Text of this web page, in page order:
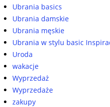
Ubrania basics
Ubrania damskie
Ubrania męskie
Ubrania w stylu basic
Uroda
wakacje
Wyprzedaż
Wyprzedaże
zakupy